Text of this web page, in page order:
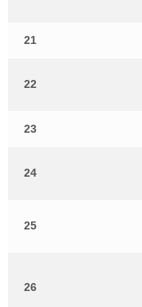
21
22
23
24
25
26